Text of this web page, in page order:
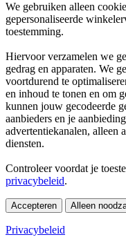
We gebruiken alleen
gepersonaliseerde
toestemming.
Hiervoor verzamelen we
gedrag en apparaten. We
voortdurend te
en inhoud te tonen en om
kunnen jouw gecodeerde
aanbieders en je
advertentiekanalen, alleen
diensten.
Controleer voordat je
privacybeleid.
Accepteren Alleen
Privacybeleid